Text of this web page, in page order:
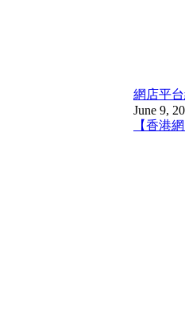
網店平台
June 9,
【香港